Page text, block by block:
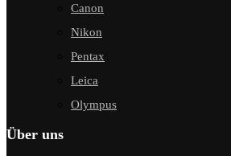
Canon
Nikon
Pentax
Leica
Olympus
Über uns